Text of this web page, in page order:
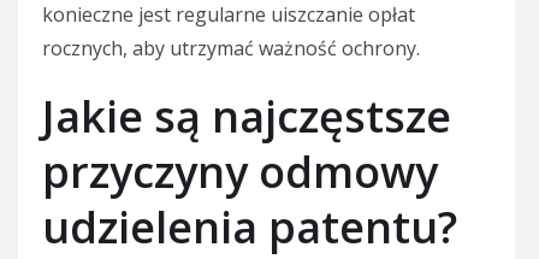
konieczne jest regularne uiszczanie opłat
rocznych, aby utrzymać ważność ochrony.
Jakie są najczęstsze
przyczyny odmowy
udzielenia patentu?